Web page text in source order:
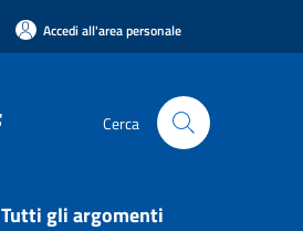
Accedi all'area personale
Cerca
Tutti gli argomenti